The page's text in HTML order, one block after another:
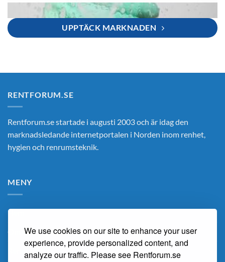
We use cookies on our site to enhance your user
experience, provide personalized content, and
analyze our traffic. Please see Rentforum.se
UPPTÄCK MARKNADEN
RENTFORUM.SE
Rentforum.se startade i augusti 2003 och är idag den
marknadsledande internetportalen i Norden inom renhet,
hygien och renrumsteknik.
MENY
Hem
Om Oss
Renarum